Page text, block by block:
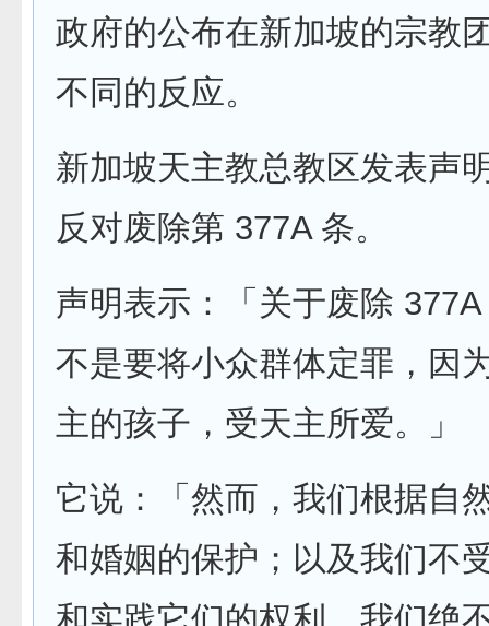
政府的公布在新加坡的宗教
不同的反应。
新加坡天主教总教区发表声
反对废除第 377A 条。
声明表示：「关于废除
不是要将小众群体定罪，因
主的孩子，受天主所爱。」
它说：「然而，我们根据自
和婚姻的保护；以及我们不
和实践它们的权利。我们绝